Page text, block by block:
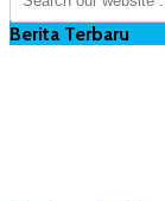
Berita Terbaru